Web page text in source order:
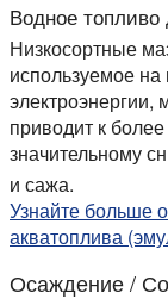
Водное топливо
Низкосортные
используемое на
электроэнергии,
приводит к
значительному
и сажа.
Узнайте больше
акватоплива
Осаждение /